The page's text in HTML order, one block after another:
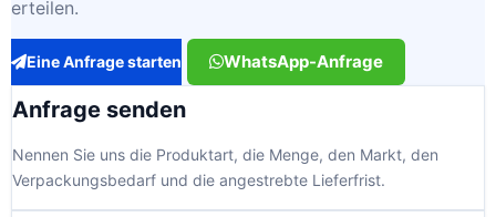
erteilen.
Eine Anfrage starten WhatsApp-Anfrage
Anfrage senden
Nennen Sie uns die Produktart, die Menge, den Markt, den
Verpackungsbedarf und die angestrebte Lieferfrist.